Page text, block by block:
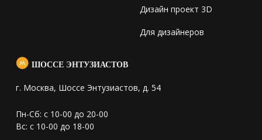
Дизайн проект 3D
Для дизайнеров
ШОССЕ ЭНТУЗИАСТОВ
г. Москва, Шоссе Энтузиастов, д. 54
Пн-Сб: с 10-00 до 20-00
Вс: с 10-00 до 18-00